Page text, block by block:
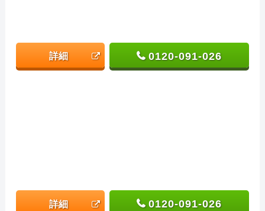
詳細 0120-091-026
詳細 0120-091-026